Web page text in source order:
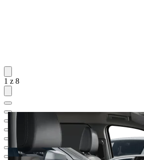
1 z 8